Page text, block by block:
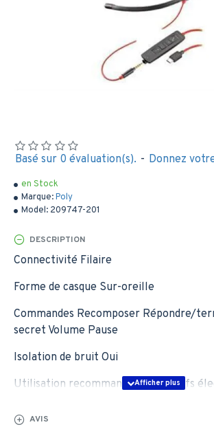
en Stock
Marque:Poly
Model: 209747-201
Basé sur 0 évaluation(s). - Donnez
DESCRIPTION
Connectivité Filaire
Forme de casque Sur-oreille
Commandes Recomposer Répondre/
secret Volume Pause
Isolation de bruit Oui
Utilisation recommandée Dispositifs
AVIS